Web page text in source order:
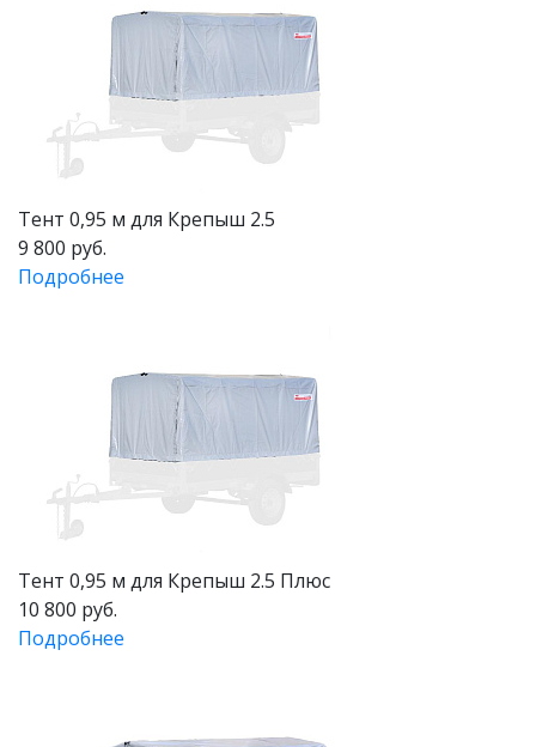
Тент 0,95 м для Крепыш 2.5
9 800 руб.
Подробнее
Тент 0,95 м для Крепыш 2.5 Плюс
10 800 руб.
Подробнее